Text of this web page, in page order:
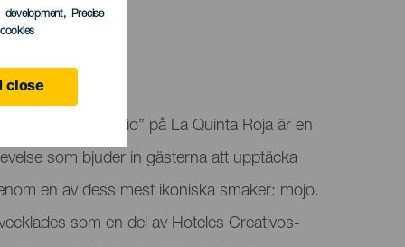
development, Precise
close
Mojo Canario” på La Quinta Roja är en
som bjuder in gästerna att upptäcka
en av dess mest ikoniska smaker: mojo.
som en del av Hoteles Creativos-